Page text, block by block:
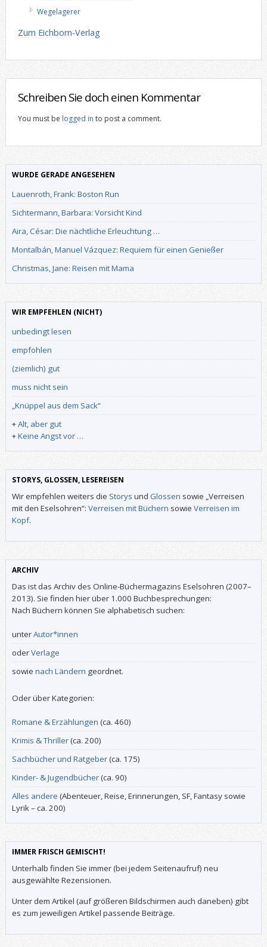
Wegelagerer
Zum Eichborn-Verlag
Schreiben Sie doch einen Kommentar
You must be logged in to post a comment.
WURDE GERADE ANGESEHEN
Lauenroth, Frank: Boston Run
Sichtermann, Barbara: Vorsicht Kind
Aira, César: Die nächtliche Erleuchtung …
Montalbán, Manuel Vázquez: Requiem für einen Genießer
Christmas, Jane: Reisen mit Mama
WIR EMPFEHLEN (NICHT)
unbedingt lesen
empfohlen
(ziemlich) gut
muss nicht sein
„Knüppel aus dem Sack“
+Alt, aber gut
+Keine Angst vor …
STORYS, GLOSSEN, LESEREISEN
Wir empfehlen weiters die Storys und Glossen sowie „Verreisen
mit den Eselsohren“: Verreisen mit Büchern sowie Verreisen im
Kopf.
ARCHIV
Das ist das Archiv des Online-Büchermagazins Eselsohren (2007–
2013). Sie finden hier über 1.000 Buchbesprechungen:
Nach Büchern können Sie alphabetisch suchen:
unterAutor*innen
oderVerlage
sowie nach Ländern geordnet.
Oder über Kategorien:
Romane & Erzählungen (ca. 460)
Krimis & Thriller(ca. 200)
Sachbücher und Ratgeber(ca. 175)
Kinder- & Jugendbücher(ca. 90)
Alles andere (Abenteuer, Reise, Erinnerungen, SF, Fantasy sowie
Lyrik – ca. 200)
IMMER FRISCH GEMISCHT!
Unterhalb finden Sie immer (bei jedem Seitenaufruf) neu
ausgewählte Rezensionen.
Unter dem Artikel (auf größeren Bildschirmen auch daneben) gibt
es zum jeweiligen Artikel passende Beiträge.